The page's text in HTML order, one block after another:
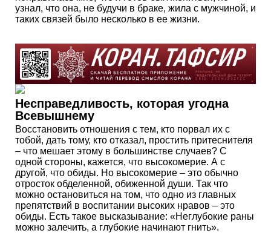
узнал, что она, не будучи в браке, жила с мужчиной, и
таких связей было несколько в ее жизни.
Несправедливость, которая угодна
Всевышнему
Восстановить отношения с тем, кто порвал их с
тобой, дать тому, кто отказал, простить притеснителя
– что мешает этому в большинстве случаев? С
одной стороны, кажется, что высокомерие. А с
другой, что обиды. Но высокомерие – это обычно
отросток обделенной, обиженной души. Так что
можно остановиться на том, что одно из главных
препятствий в воспитании высоких нравов – это
обиды. Есть такое высказывание: «Неглубокие раны
можно залечить, а глубокие начинают гнить».